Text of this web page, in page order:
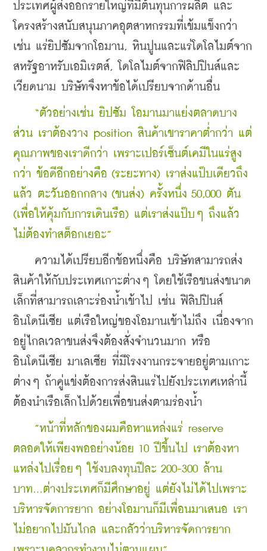
ประเทศผู้ส่งออกรายใหญ่ที่มีต้นทุนการผลิต และ
โครงสร้างสนับสนุนภาคอุตสาหกรรมที่เข้มแข็งกว่า
เช่น แร่ยิปซัมจากโอมาน, หินปูนและแร่โดโลไมต์จาก
สหรัฐอาหรับเอมิเรตส์, โดโลไมต์จากฟิลิปปินส์และ
เวียดนาม บริษัทจึงหาข้อได้เปรียบจากด้านอื่น
“ตัวอย่างเช่น ยิปซัม โอมานมาแย่งตลาดบาง
ส่วน เราต้องวาง position สินค้าเขาราคาต่ำกว่า แต่
คุณภาพของเราดีกว่า เพราะเปอร์เซ็นต์เคมีในแร่สูง
กว่า ข้อดีอีกอย่างคือ (ระยะทาง) เราส่งแป๊บเดียวถึง
แล้ว ตะวันออกกลาง (ขนส่ง) ครั้งหนึ่ง 50,000 ตัน
(เพื่อให้คุ้มกับการเดินเรือ) แต่เราส่งแป๊บๆ ถึงแล้ว
ไม่ต้องทำสต็อกเยอะ”
ความได้เปรียบอีกข้อหนึ่งคือ บริษัทสามารถส่ง
สินค้าให้กับประเทศเกาะต่างๆ โดยใช้เรือขนส่งขนาด
เล็กที่สามารถเลาะร่องน้ำเข้าไป เช่น ฟิลิปปินส์
อินโดนีเซีย แต่เรือใหญ่ของโอมานเข้าไม่ถึง เนื่องจาก
อยู่ไกลเวลาขนส่งจึงต้องสั่งจำนวนมาก หรือ
อินโดนีเซีย มาเลเซีย ที่มีโรงงานกระจายอยู่ตามเกาะ
ต่างๆ ถ้าคู่แข่งต้องการส่งสินแร่ไปยังประเทศเหล่านี้
ต้องนำเรือเล็กไปด้วยเพื่อขนส่งตามร่องน้ำ
”หน้าที่หลักของผมคือหาแหล่งแร่ reserve
ตลอดให้เพียงพออย่างน้อย 10 ปีขึ้นไป เราต้องหา
แหล่งไปเรื่อยๆ ใช้งบลงทุนปีละ 200-300 ล้าน
บาท...ต่างประเทศก็มีศึกษาอยู่ แต่ยังไม่ได้ไปเพราะ
บริหารจัดการยาก อย่างโอมานก็มีเพื่อนมาเสนอ เรา
ไม่อยากไปมันไกล และกลัวว่าบริหารจัดการยาก